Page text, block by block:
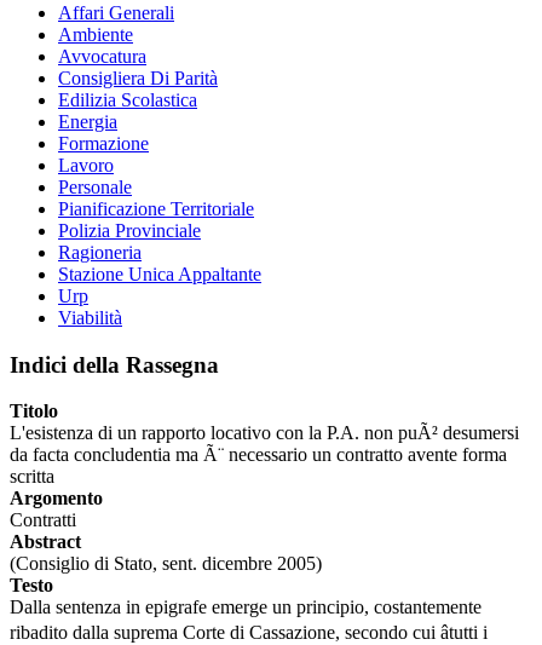
Affari Generali
Ambiente
Avvocatura
Consigliera Di Parità
Edilizia Scolastica
Energia
Formazione
Lavoro
Personale
Pianificazione Territoriale
Polizia Provinciale
Ragioneria
Stazione Unica Appaltante
Urp
Viabilità
Indici della Rassegna
Titolo
L'esistenza di un rapporto locativo con la P.A. non puÃ² desumersi
da facta concludentia ma Ã¨ necessario un contratto avente forma
scritta
Argomento
Contratti
Abstract
(Consiglio di Stato, sent. dicembre 2005)
Testo
Dalla sentenza in epigrafe emerge un principio, costantemente
ribadito dalla suprema Corte di Cassazione, secondo cui âtutti i